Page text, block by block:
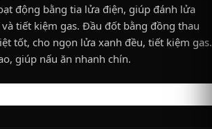
động bằng tia lửa điện, giúp đánh lửa
tiết kiệm gas. Đầu đốt bằng đồng thau
tốt, cho ngọn lửa xanh đều, tiết kiệm gas.
giúp nấu ăn nhanh chín.